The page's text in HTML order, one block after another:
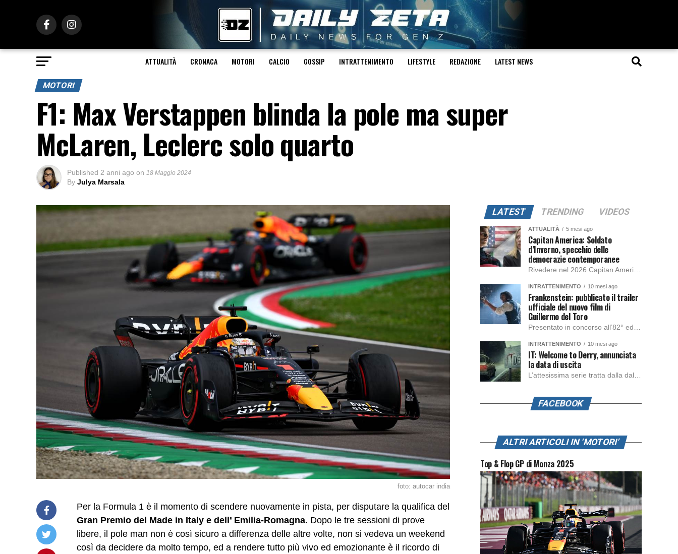
ATTUALITÀ CRONACA MOTORI CALCIO GOSSIP INTRATTENIMENTO LIFESTYLE REDAZIONE LATEST NEWS
MOTORI
F1: Max Verstappen blinda la pole ma super
McLaren, Leclerc solo quarto
Published 2 anni ago on 18 Maggio 2024
By Julya Marsala
foto: autocar india
Per la Formula 1 è il momento di scendere nuovamente in pista, per disputare la qualifica del
Gran Premio del Made in Italy e dell’ Emilia-Romagna. Dopo le tre sessioni di prove
libere, il pole man non è così sicuro a differenza delle altre volte, non si vedeva un weekend
così da decidere da molto tempo, ed a rendere tutto più vivo ed emozionante è il ricordo di
LATEST TRENDING VIDEOS
ATTUALITÀ 5 mesi ago
Capitan America: Soldato
d’Inverno, specchio delle
democrazie contemporanee
INTRATTENIMENTO 10 mesi ago
Frankenstein: pubblicato il trailer
ufficiale del nuovo film di
Guillermo del Toro
INTRATTENIMENTO 10 mesi ago
IT: Welcome to Derry, annunciata
la data di uscita
FACEBOOK
ALTRI ARTICOLI IN ‘MOTORI’
Top & Flop GP di Monza 2025